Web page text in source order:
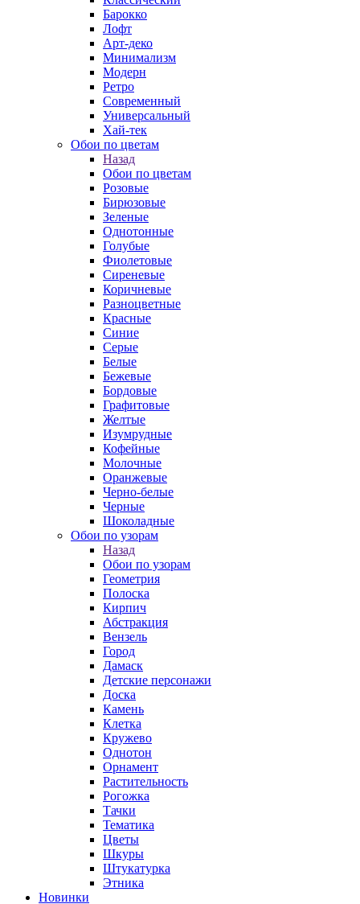
Барокко
Лофт
Арт-деко
Минимализм
Модерн
Ретро
Современный
Универсальный
Хай-тек
Обои по цветам
Назад
Обои по цветам
Розовые
Бирюзовые
Зеленые
Однотонные
Голубые
Фиолетовые
Сиреневые
Коричневые
Разноцветные
Красные
Синие
Серые
Белые
Бежевые
Бордовые
Графитовые
Желтые
Изумрудные
Кофейные
Молочные
Оранжевые
Черно-белые
Черные
Шоколадные
Обои по узорам
Назад
Обои по узорам
Геометрия
Полоска
Кирпич
Абстракция
Вензель
Город
Дамаск
Детские персонажи
Доска
Камень
Клетка
Кружево
Однотон
Орнамент
Растительность
Рогожка
Тачки
Тематика
Цветы
Шкуры
Штукатурка
Этника
Новинки